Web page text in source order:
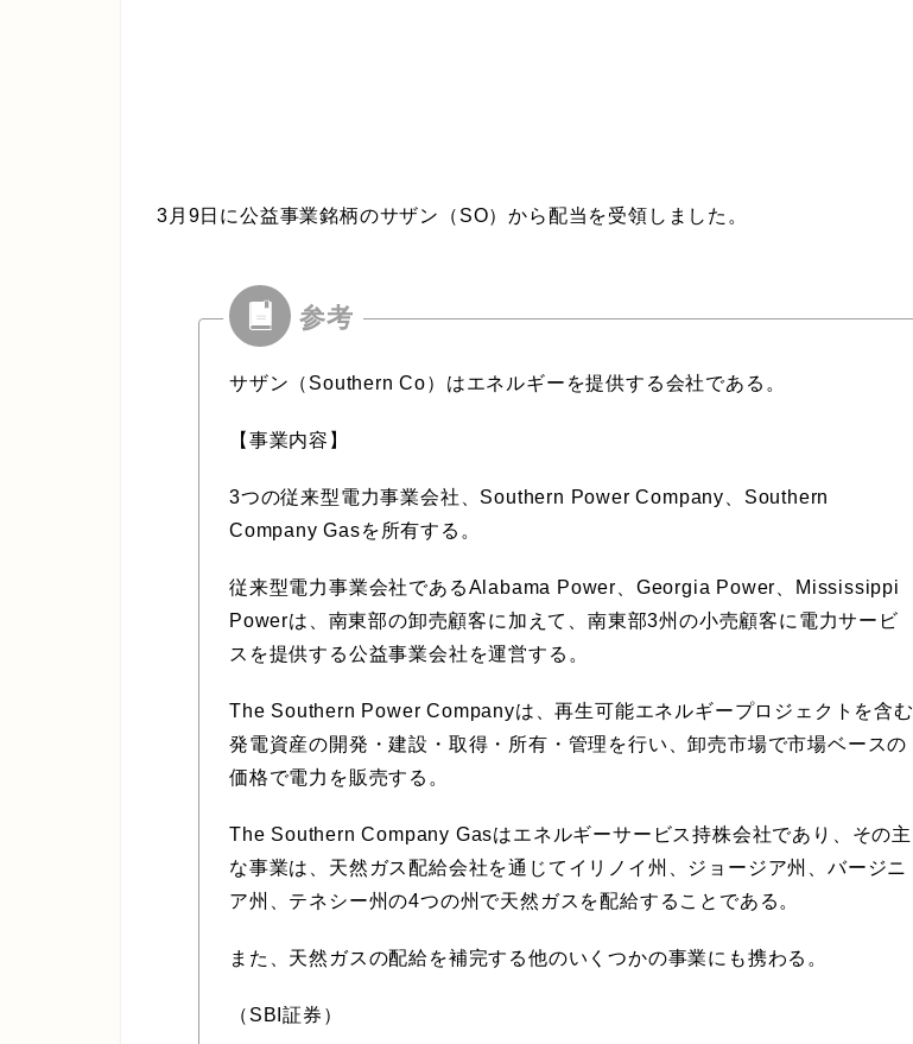
3月9日に公益事業銘柄のサザン（SO）から配当を受領しました。
サザン（Southern Co）はエネルギーを提供する会社である。
【事業内容】
3つの従来型電力事業会社、Southern Power Company、Southern
Company Gasを所有する。
従来型電力事業会社であるAlabama Power、Georgia Power、Mississippi
Powerは、南東部の卸売顧客に加えて、南東部3州の小売顧客に電力サービ
スを提供する公益事業会社を運営する。
The Southern Power Companyは、再生可能エネルギープロジェクトを含む
発電資産の開発・建設・取得・所有・管理を行い、卸売市場で市場ベースの
価格で電力を販売する。
The Southern Company Gasはエネルギーサービス持株会社であり、その主
な事業は、天然ガス配給会社を通じてイリノイ州、ジョージア州、バージニ
ア州、テネシー州の4つの州で天然ガスを配給することである。
また、天然ガスの配給を補完する他のいくつかの事業にも携わる。
（SBI証券）